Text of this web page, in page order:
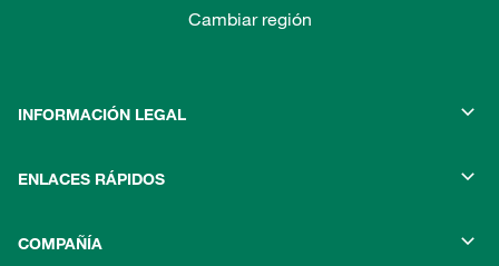
Cambiar región
INFORMACIÓN LEGAL
ENLACES RÁPIDOS
COMPAÑÍA